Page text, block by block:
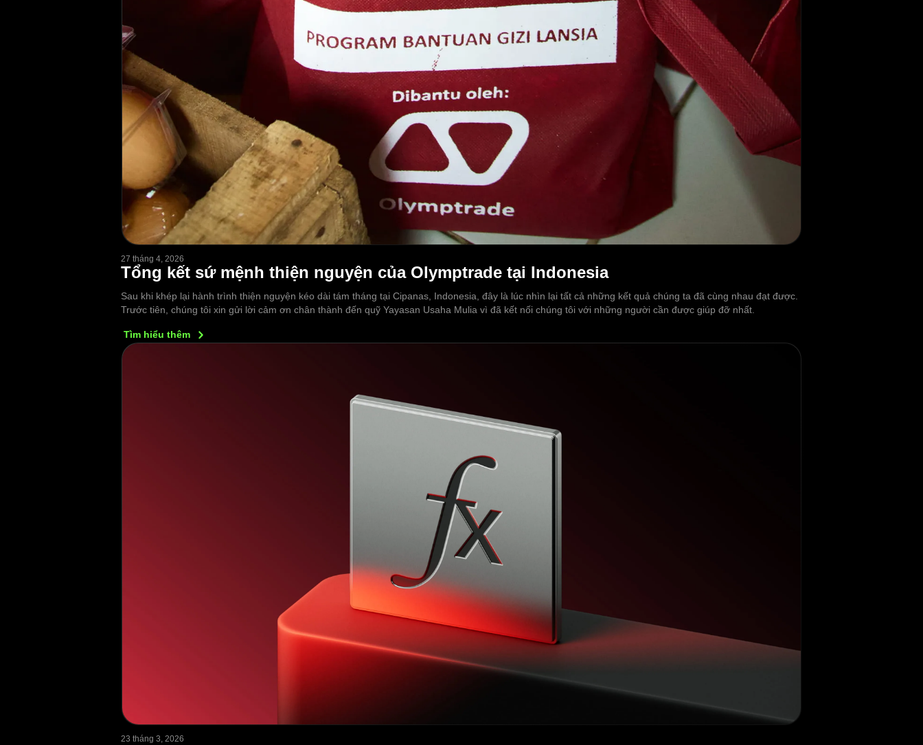
27 tháng 4, 2026
Tổng kết sứ mệnh thiện nguyện của Olymptrade tại Indonesia
Sau khi khép lại hành trình thiện nguyện kéo dài tám tháng tại Cipanas, Indonesia, đây là lúc nhìn lại tất cả những kết quả chúng ta đã cùng nhau đạt được.
Trước tiên, chúng tôi xin gửi lời cảm ơn chân thành đến quỹ Yayasan Usaha Mulia vì đã kết nối chúng tôi với những người cần được giúp đỡ nhất.
Tìm hiểu thêm
23 tháng 3, 2026